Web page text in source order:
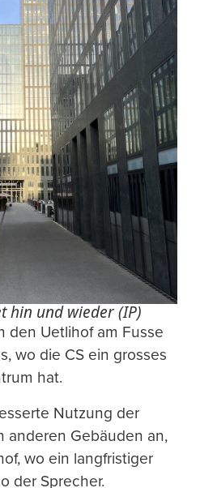
hin und wieder (IP)
den Uetlihof am Fusse
wo die CS ein grosses
hat.
Nutzung der
anderen Gebäuden an,
wo ein langfristiger
der Sprecher.